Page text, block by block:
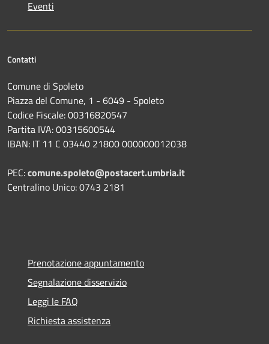
Eventi
Contatti
Comune di Spoleto
Piazza del Comune, 1 - 6049 - Spoleto
Codice Fiscale: 00316820547
Partita IVA: 00315600544
IBAN: IT 11 C 03440 21800 000000012038
PEC:comune.spoleto@postacert.umbria.it
Centralino Unico: 0743 2181
Prenotazione appuntamento
Segnalazione disservizio
Leggi le FAQ
Richiesta assistenza